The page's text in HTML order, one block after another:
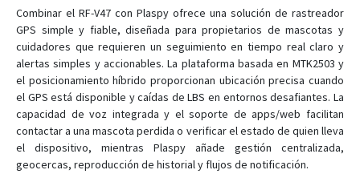
Combinar el RF-V47 con Plaspy ofrece una solución de rastreador
GPS simple y fiable, diseñada para propietarios de mascotas y
cuidadores que requieren un seguimiento en tiempo real claro y
alertas simples y accionables. La plataforma basada en MTK2503 y
el posicionamiento híbrido proporcionan ubicación precisa cuando
el GPS está disponible y caídas de LBS en entornos desafiantes. La
capacidad de voz integrada y el soporte de apps/web facilitan
contactar a una mascota perdida o verificar el estado de quien lleva
el dispositivo, mientras Plaspy añade gestión centralizada,
geocercas, reproducción de historial y flujos de notificación.